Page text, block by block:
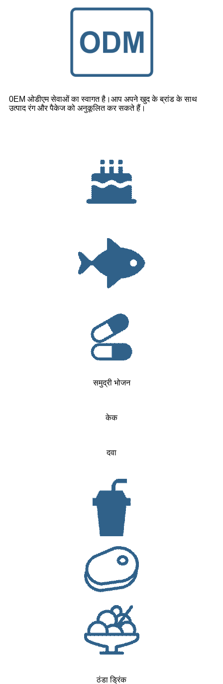
0EM ओडीएम सेवाओं का स्वागत है।आप अपने खुद के ब्रांड के साथ
उत्पाद रंग और पैकेज को अनुकूलित कर सकते हैं।
समुद्री भोजन
केक
दवा
ठंडा ड्रिंक